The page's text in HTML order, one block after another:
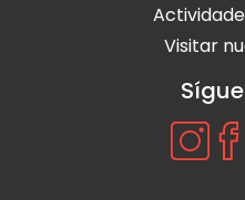
Visitar